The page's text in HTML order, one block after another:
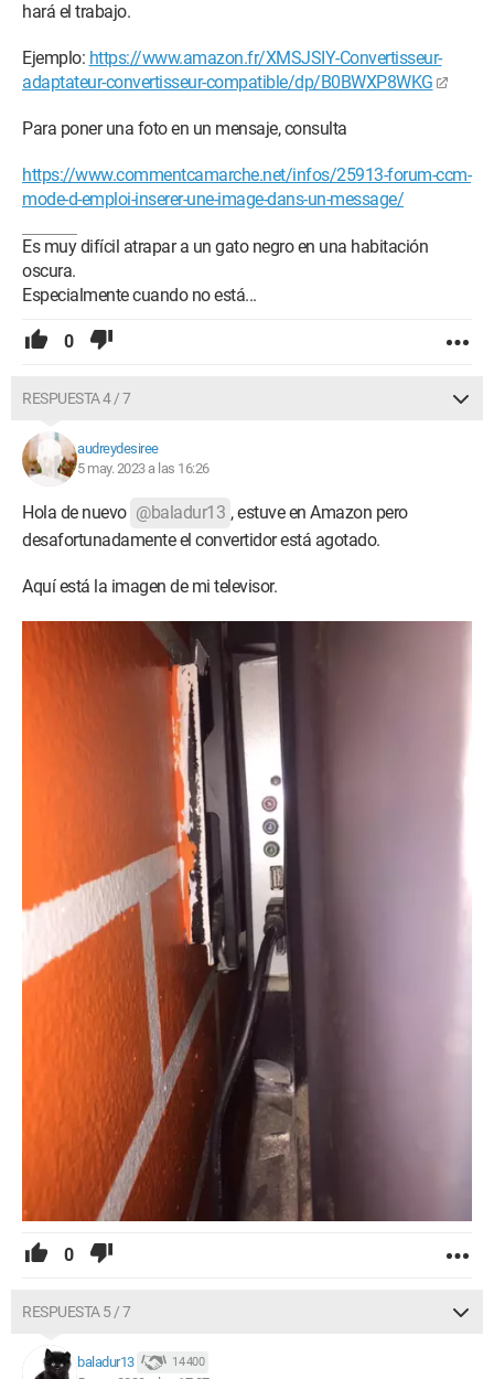
hará el trabajo.
Ejemplo: https://www.amazon.fr/XMSJSIY-Convertisseur-
adaptateur-convertisseur-compatible/dp/B0BWXP8WKG
Para poner una foto en un mensaje, consulta
https://www.commentcamarche.net/infos/25913-forum-ccm-
mode-d-emploi-inserer-une-image-dans-un-message/
Es muy difícil atrapar a un gato negro en una habitación
oscura.
Especialmente cuando no está...
0
RESPUESTA 4 / 7
audreydesiree
5 may. 2023 a las 16:26
Hola de nuevo @baladur13 , estuve en Amazon pero
desafortunadamente el convertidor está agotado.
Aquí está la imagen de mi televisor.
0
RESPUESTA 5 / 7
baladur13 14 400